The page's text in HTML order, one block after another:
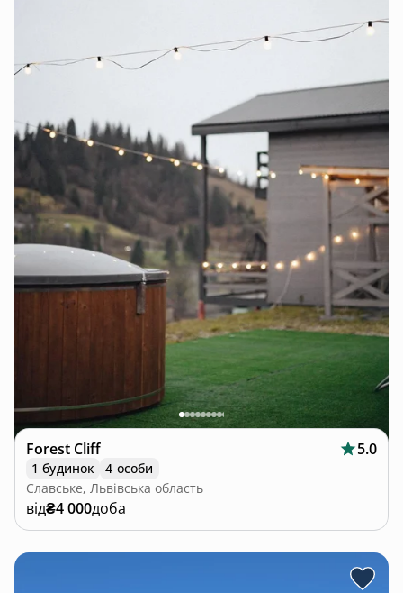
Forest Cliff 5.0
1 будинок
4 особи
Славське, Львівська область
від₴4 000доба